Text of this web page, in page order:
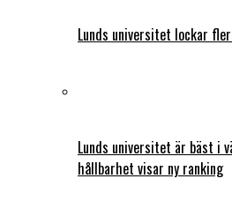
Lunds universitet lockar
Lunds universitet är bäst i
hållbarhet visar ny ranking